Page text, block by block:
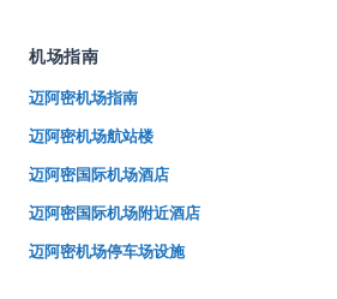
机场指南
迈阿密机场指南
迈阿密机场航站楼
迈阿密国际机场酒店
迈阿密国际机场附近酒店
迈阿密机场停车场设施